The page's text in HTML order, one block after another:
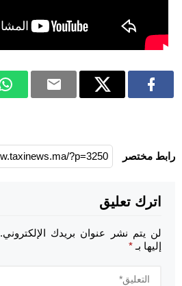
رابط مختصر
اترك تعليق
لن يتم نشر عنوان بريدك الإلكتروني.
إليها بـ *